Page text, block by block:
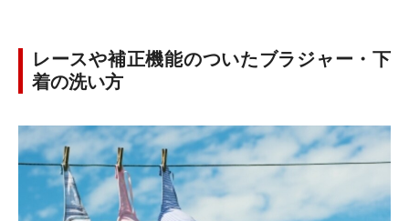
レースや補正機能のついたブラジャー・下
着の洗い方